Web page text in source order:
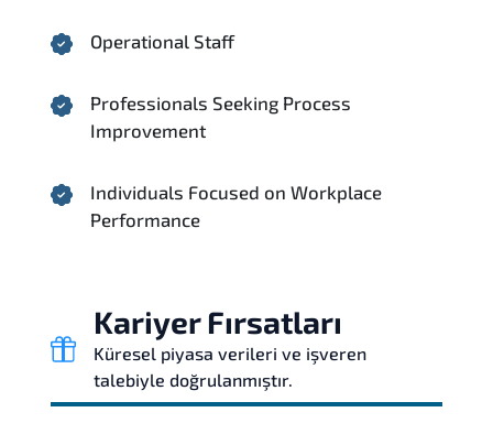
Operational Staff
Professionals Seeking Process
Improvement
Individuals Focused on Workplace
Performance
Kariyer Fırsatları
Küresel piyasa verileri ve işveren
talebiyle doğrulanmıştır.